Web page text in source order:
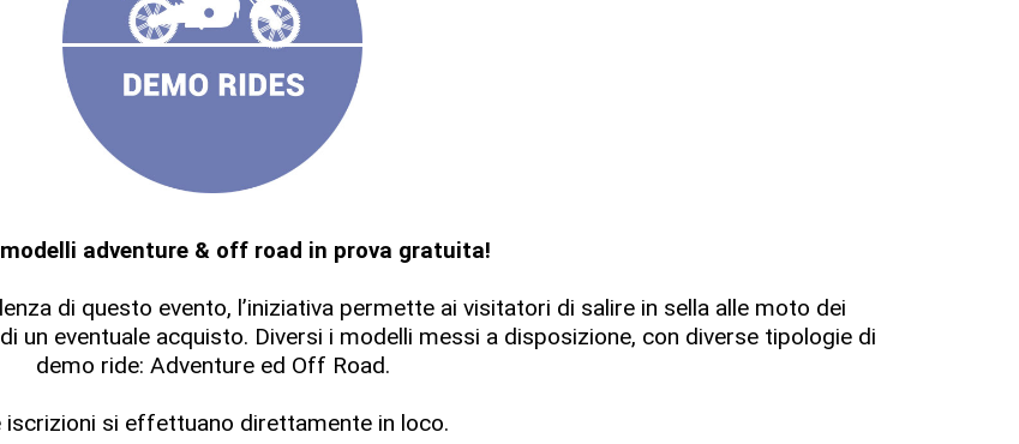
adventure & off road in prova gratuita!
di questo evento, l’iniziativa permette ai visitatori di salire in sella alle moto dei
un eventuale acquisto. Diversi i modelli messi a disposizione, con diverse tipologie di
demo ride: Adventure ed Off Road.
iscrizioni si effettuano direttamente in loco.